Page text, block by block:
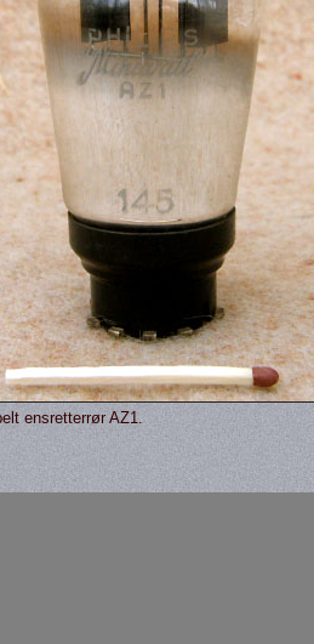
ensretterrør AZ1.